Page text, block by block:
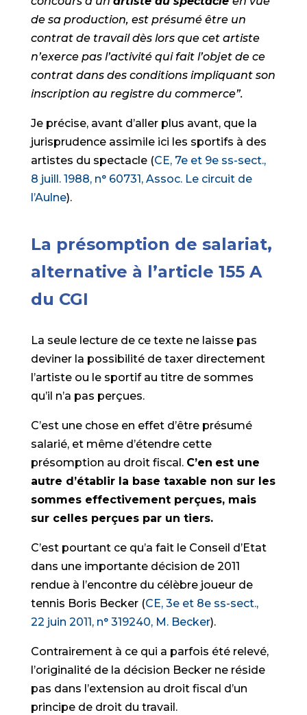
de sa production, est présumé être un
contrat de travail dès lors que cet artiste
n’exerce pas l’activité qui fait l’objet de ce
contrat dans des conditions impliquant son
inscription au registre du commerce”.
Je précise, avant d’aller plus avant, que la
jurisprudence assimile ici les sportifs à des
artistes du spectacle (CE, 7e et 9e ss-sect.,
8 juill. 1988, n° 60731, Assoc. Le circuit de
l’Aulne).
La présomption de salariat,
alternative à l’article 155 A
du CGI
La seule lecture de ce texte ne laisse pas
deviner la possibilité de taxer directement
l’artiste ou le sportif au titre de sommes
qu’il n’a pas perçues.
C’est une chose en effet d’être présumé
salarié, et même d’étendre cette
présomption au droit fiscal. C’en est une
autre d’établir la base taxable non sur les
sommes effectivement perçues, mais
sur celles perçues par un tiers.
C’est pourtant ce qu’a fait le Conseil d’Etat
dans une importante décision de 2011
rendue à l’encontre du célèbre joueur de
tennis Boris Becker (CE, 3e et 8e ss-sect.,
22 juin 2011, n° 319240, M. Becker).
Contrairement à ce qui a parfois été relevé,
l’originalité de la décision Becker ne réside
pas dans l’extension au droit fiscal d’un
principe de droit du travail.